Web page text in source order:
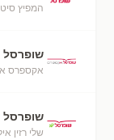
המפיץ
אקספרס
שופרסל
שלי רזין